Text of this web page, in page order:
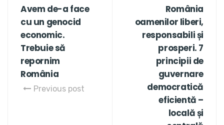
Avem de-a face
cu un genocid
economic.
Trebuie să
repornim
România
Previous post
România
oamenilor liberi,
responsabili și
prosperi. 7
principii de
guvernare
democratică
eficientă –
locală și